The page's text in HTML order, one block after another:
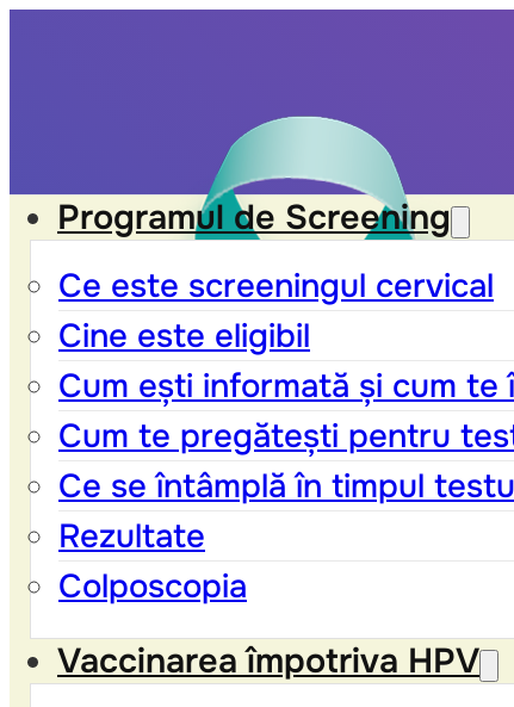
Programul de Screening
Ce este screeningul cervical
Cine este eligibil
Cum ești informată și cum
Cum te pregătești pentru
Ce se întâmplă în timpul
Rezultate
Colposcopia
Vaccinarea împotriva HPV